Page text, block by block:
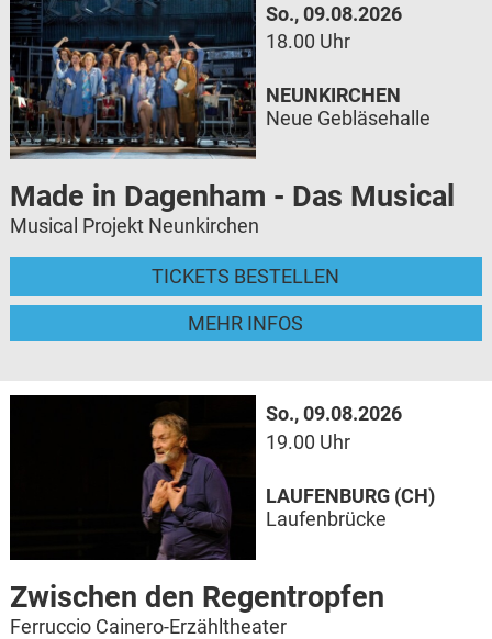
So., 09.08.2026
18.00 Uhr
Made in Dagenham - Das Musical
Musical Projekt Neunkirchen
TICKETS BESTELLEN
MEHR INFOS
NEUNKIRCHEN
Neue Gebläsehalle
So., 09.08.2026
19.00 Uhr
Zwischen den Regentropfen
Ferruccio Cainero-Erzähltheater
LAUFENBURG (CH)
Laufenbrücke